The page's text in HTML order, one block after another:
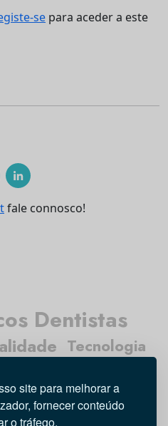
site para melhorar a
fornecer conteúdo
o tráfego.
se para aceder a este
fale connosco!
Dentistas
Opinião
Tecnologia